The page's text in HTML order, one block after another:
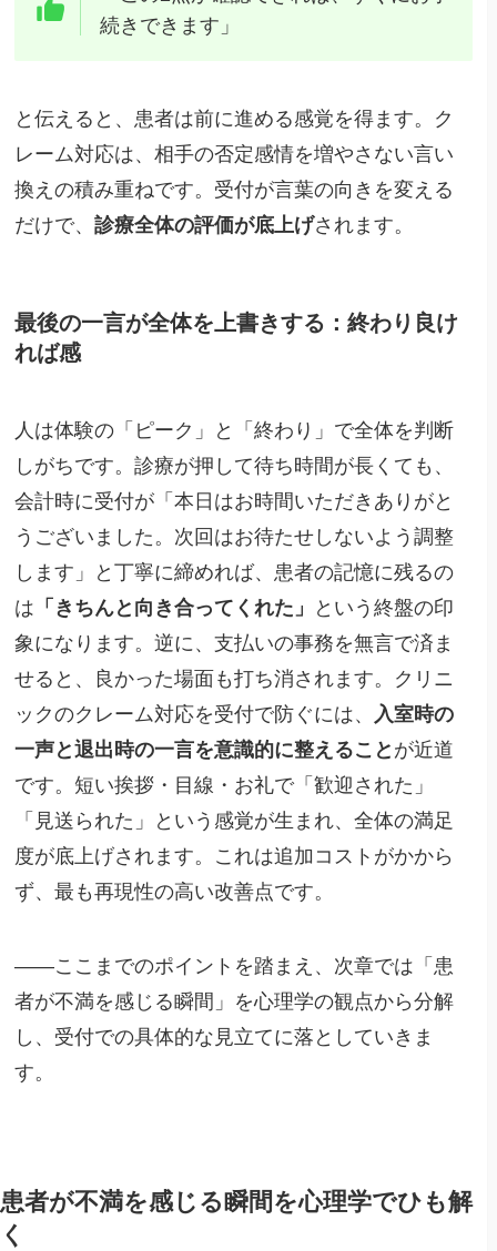
続きできます」
と伝えると、患者は前に進める感覚を得ます。ク
レーム対応は、相手の否定感情を増やさない言い
換えの積み重ねです。受付が言葉の向きを変える
だけで、診療全体の評価が底上げされます。
最後の一言が全体を上書きする：終わり良け
れば感
人は体験の「ピーク」と「終わり」で全体を判断
しがちです。診療が押して待ち時間が長くても、
会計時に受付が「本日はお時間いただきありがと
うございました。次回はお待たせしないよう調整
します」と丁寧に締めれば、患者の記憶に残るの
は 「きちんと向き合ってくれた」
という終盤の印
象になります。逆に、支払いの事務を無言で済ま
せると、良かった場面も打ち消されます。クリニ
ックのクレーム対応を受付で防ぐには、
入室時の
一声と退出時の一言を意識的に整えること が近道
です。短い挨拶・目線・お礼で「歓迎された」
「見送られた」という感覚が生まれ、全体の満足
度が底上げされます。これは追加コストがかから
ず、最も再現性の高い改善点です。
――ここまでのポイントを踏まえ、次章では「患
者が不満を感じる瞬間」を心理学の観点から分解
し、受付での具体的な見立てに落としていきま
す。
患者が不満を感じる瞬間を心理学でひも解
く